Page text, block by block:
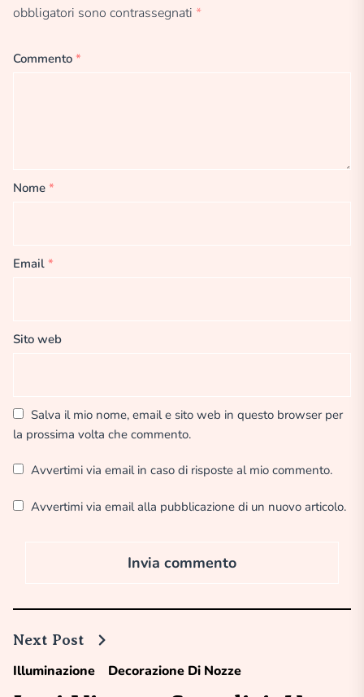
obbligatori sono contrassegnati *
Commento *
Nome *
Email *
Sito web
Salva il mio nome, email e sito web in questo browser per
la prossima volta che commento.
Avvertimi via email in caso di risposte al mio commento.
Avvertimi via email alla pubblicazione di un nuovo articolo.
Next Post
Illuminazione Decorazione Di Nozze